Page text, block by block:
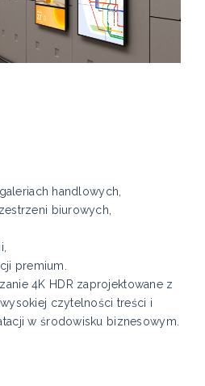
handlowych,
biurowych,
premium.
4K HDR zaprojektowane z
czytelności treści i
w środowisku biznesowym.